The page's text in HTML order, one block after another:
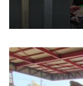
C
a
r